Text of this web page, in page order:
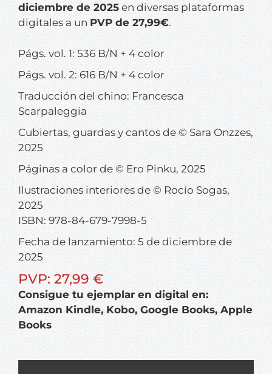
diciembre de 2025 en diversas plataformas
digitales a un PVP de 27,99€.
Págs. vol. 1: 536 B/N + 4 color
Págs. vol. 2: 616 B/N + 4 color
Traducción del chino: Francesca
Scarpaleggia
Cubiertas, guardas y cantos de © Sara Onzzes,
2025
Páginas a color de © Ero Pinku, 2025
Ilustraciones interiores de © Rocío Sogas,
2025
ISBN: 978-84-679-7998-5
Fecha de lanzamiento: 5 de diciembre de
2025
PVP: 27,99 €
Consigue tu ejemplar en digital en:
Amazon Kindle, Kobo, Google Books, Apple
Books